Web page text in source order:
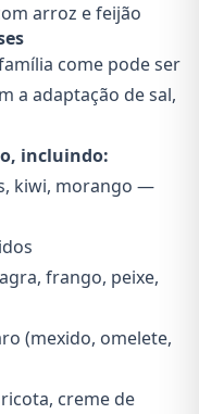
arroz e feijão
come pode ser
a adaptação de sal,
incluindo:
kiwi, morango —
frango, peixe,
(mexido, omelete,
creme de